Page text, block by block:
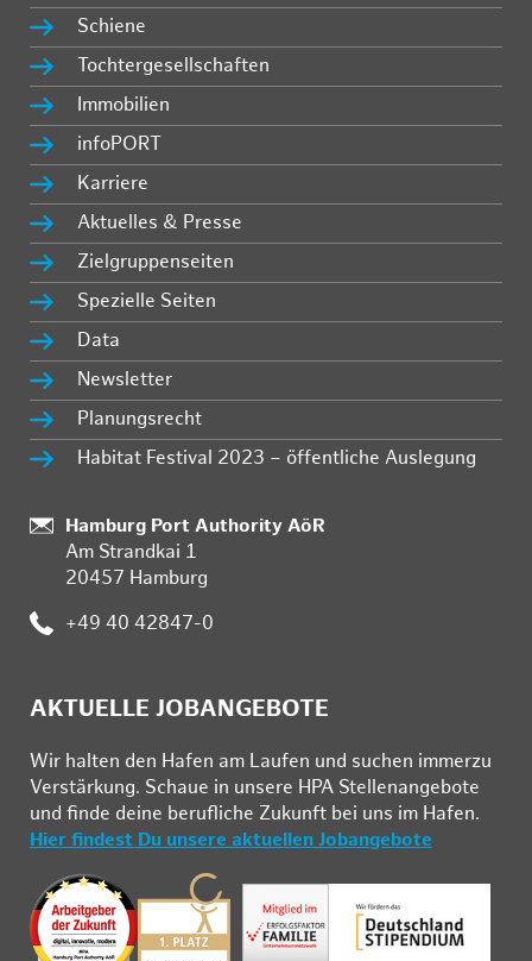
Schiene
Tochtergesellschaften
Immobilien
infoPORT
Karriere
Aktuelles & Presse
Zielgruppenseiten
Spezielle Seiten
Data
Newsletter
Planungsrecht
Habitat Festival 2023 – öffentliche Auslegung
:
Hamburg Port Authority AöR
Am Strandkai 1
20457 Hamburg
: +49 40 42847-0
AKTUELLE JOBANGEBOTE
Wir hal­ten den Ha­fen am Lau­fen und su­chen im­mer­zu
Ver­stär­kung. Schau­e in un­se­re HPA Stel­len­an­ge­bo­te
und fin­de deine be­ruf­li­che Zu­kunft bei uns im Ha­fen.
Hier findest Du unsere aktuellen Jobangebote